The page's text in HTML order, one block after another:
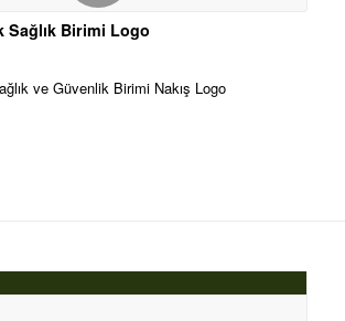
Sağlık Birimi Logo
ve Güvenlik Birimi Nakış Logo